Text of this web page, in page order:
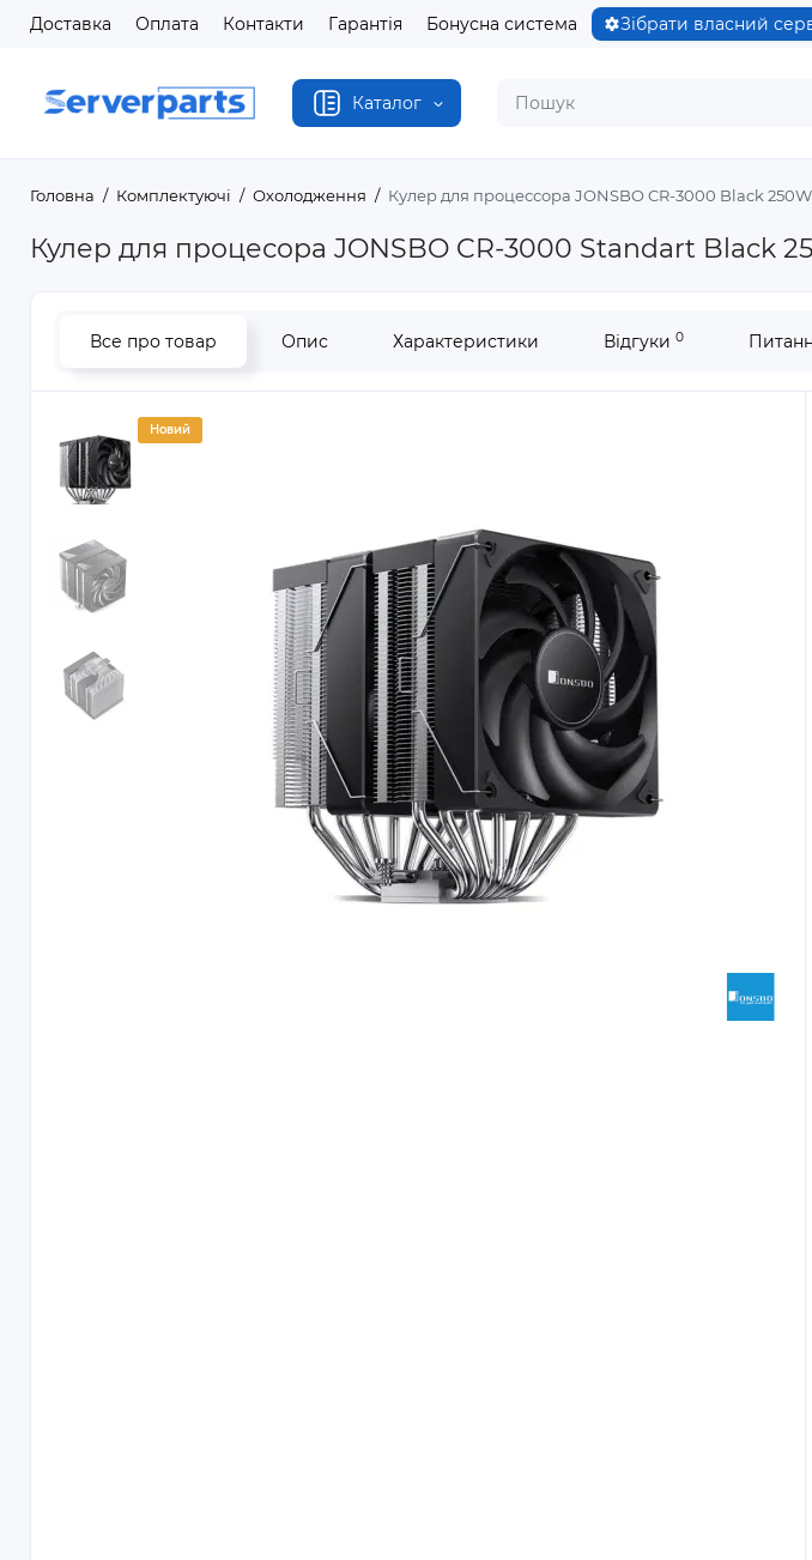
Доставка Оплата Контакти Гарантія Бонусна система Зібрати власний
Каталог
Головна Комплектуючі Охолодження Кулер для процессора JONSBO CR-3000 Black
Кулер для процесора JONSBO CR-3000 Standart Black
Все про товар Опис Характеристики Відгуки 0
Новий